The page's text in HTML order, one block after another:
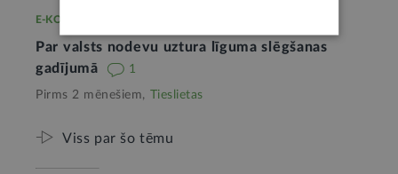
E-KONSULTĀCIJA
Par valsts nodevu uztura līguma slēgšanas
gadījumā
1
Pirms 2 mēnešiem, Tieslietas
Viss par šo tēmu